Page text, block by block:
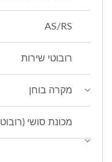
AS/RS
רובוטי שירות
מקרה בוחן
מכונת סושי